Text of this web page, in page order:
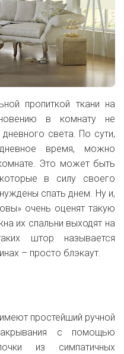
пропиткой ткани на
в комнату не
света. По сути,
время, можно
Это может быть
в силу своего
спать днем. Ну и,
очень оценят такую
их спальни выходят на
штор называется
– просто блэкаут.
простейший ручной
с помощью
из симпатичных